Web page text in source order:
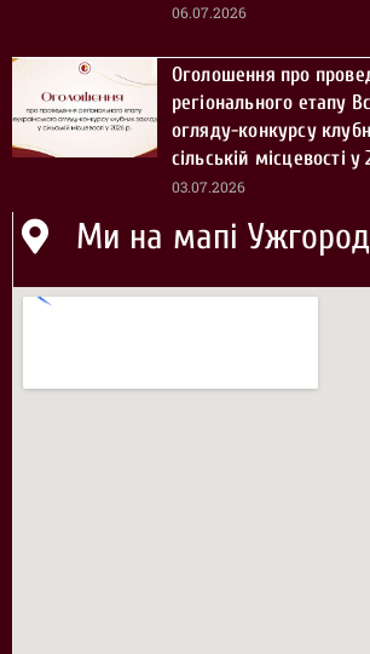
06.07.2026
Оголошення про
регіонального етапу
огляду-конкурсу
сільській місцевості у
03.07.2026
Ми на мапі